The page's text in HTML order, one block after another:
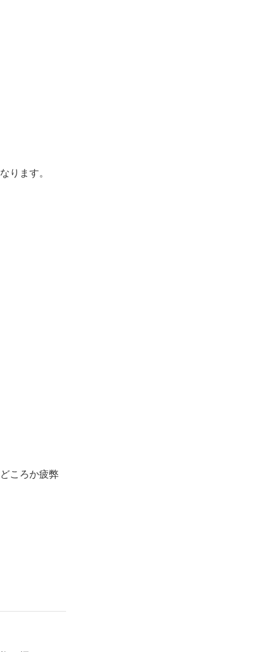
ります。
ころか疲弊